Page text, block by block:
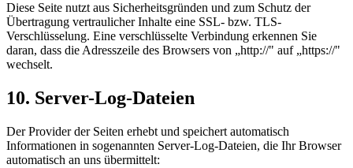
Diese Seite nutzt aus Sicherheitsgründen und zum Schutz der
Übertragung vertraulicher Inhalte eine SSL- bzw. TLS-
Verschlüsselung. Eine verschlüsselte Verbindung erkennen Sie
daran, dass die Adresszeile des Browsers von „http://" auf „https://"
wechselt.
10. Server-Log-Dateien
Der Provider der Seiten erhebt und speichert automatisch
Informationen in sogenannten Server-Log-Dateien, die Ihr Browser
automatisch an uns übermittelt: